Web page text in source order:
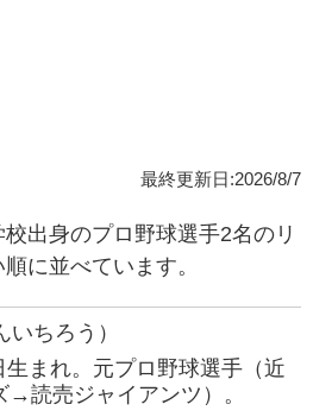
最終更新日:2026/8/7
出身のプロ野球選手2名のリ
に並べています。
いちろう）
生まれ。元プロ野球選手（近
→読売ジャイアンツ）。